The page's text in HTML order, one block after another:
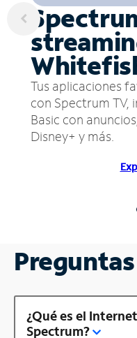
Tus aplicaciones
con Spectrum TV,
Basic con
Disney+ y más.
¿Qué es el
Spectrum?